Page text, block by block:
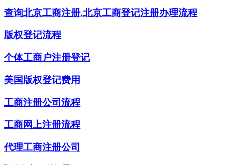
查询北京工商注册.北京工商登记注册办理流程
版权登记流程
个体工商户注册登记
美国版权登记费用
工商注册公司流程
工商网上注册流程
代理工商注册公司